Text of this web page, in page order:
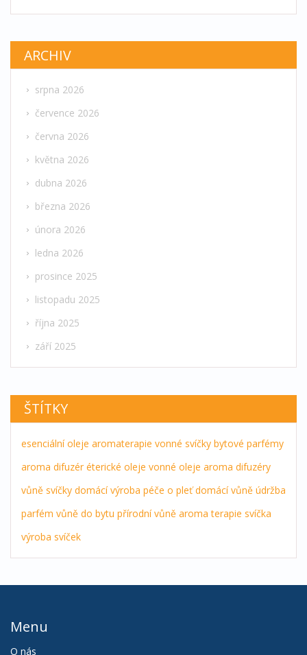
ARCHIV
srpna 2026
července 2026
června 2026
května 2026
dubna 2026
března 2026
února 2026
ledna 2026
prosince 2025
listopadu 2025
října 2025
září 2025
ŠTÍTKY
esenciální oleje aromaterapie vonné svíčky bytové parfémy
aroma difuzér éterické oleje vonné oleje aroma difuzéry
vůně svíčky domácí výroba péče o pleť domácí vůně údržba
parfém vůně do bytu přírodní vůně aroma terapie svíčka
výroba svíček
Menu
O nás